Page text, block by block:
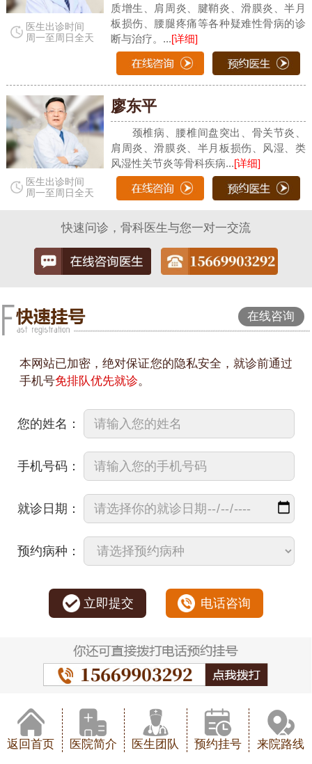
医生出诊时间
周一至周日全天
质增生、肩周炎、腱鞘炎、滑膜炎、半月
板损伤、腰腿疼痛等各种疑难性骨病的诊
断与治疗。...[详细]
医生出诊时间
周一至周日全天
廖东平
颈椎病、腰椎间盘突出、骨关节炎、
肩周炎、滑膜炎、半月板损伤、风湿、类
风湿性关节炎等骨科疾病...[详细]
快速问诊，骨科医生与您一对一交流
在线咨询
本网站已加密，绝对保证您的隐私安全，就诊前通过
手机号免排队优先就诊。
您的姓名：
手机号码：
就诊日期：
预约病种：
立即提交 电话咨询
返回首页 医院简介 医生团队 预约挂号 来院路线